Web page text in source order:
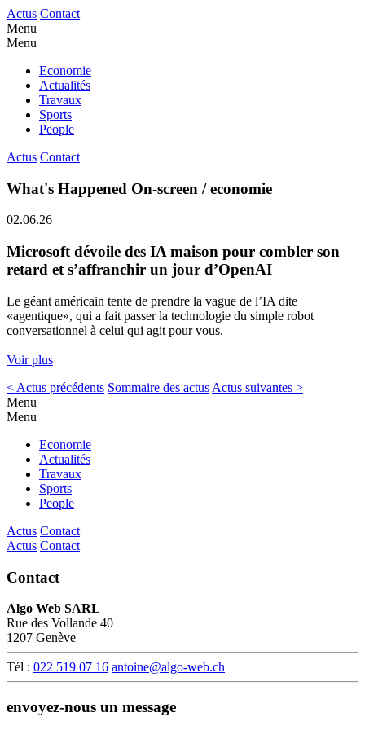
Actus Contact
Menu
Menu
Economie
Actualités
Travaux
Sports
People
Actus Contact
What's Happened On-screen / economie
02.06.26
Microsoft dévoile des IA maison pour combler son
retard et s’affranchir un jour d’OpenAI
Le géant américain tente de prendre la vague de l’IA dite
«agentique», qui a fait passer la technologie du simple robot
conversationnel à celui qui agit pour vous.
Voir plus
< Actus précédents Sommaire des actus Actus suivantes >
Menu
Menu
Economie
Actualités
Travaux
Sports
People
Actus Contact
Actus Contact
Contact
Algo Web SARL
Rue des Vollande 40
1207 Genève
Tél : 022 519 07 16 antoine@algo-web.ch
envoyez-nous un message